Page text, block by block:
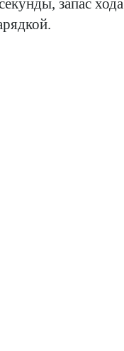
запас хода